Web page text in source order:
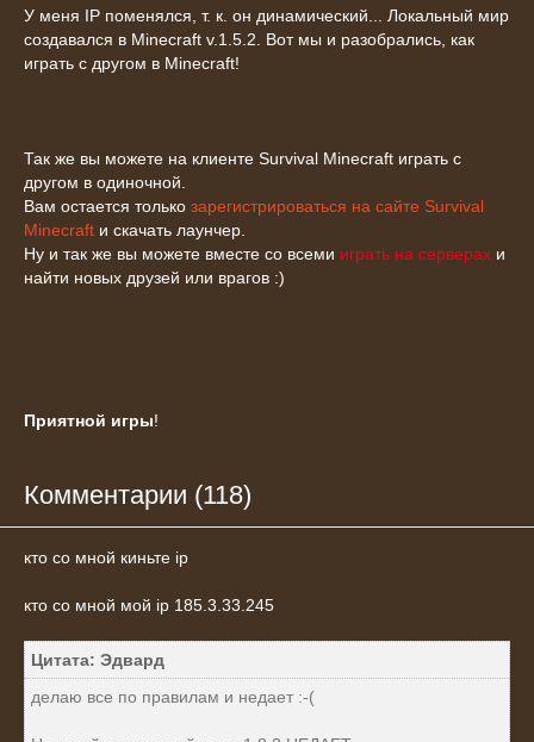
У меня IP поменялся, т. к. он динамический... Локальный мир
создавался в Minecraft v.1.5.2. Вот мы и разобрались, как
играть с другом в Minecraft!
Так же вы можете на клиенте Survival Minecraft играть с
другом в одиночной.
Вам остается только зарегистрироваться на сайте Survival
Minecraft и скачать лаунчер.
Ну и так же вы можете вместе со всеми играть на серверах и
найти новых друзей или врагов :)
Приятной игры!
Комментарии (118)
кто со мной киньте ip
кто со мной мой ip 185.3.33.245
Цитата: Эдвард
делаю все по правилам и недает :-(